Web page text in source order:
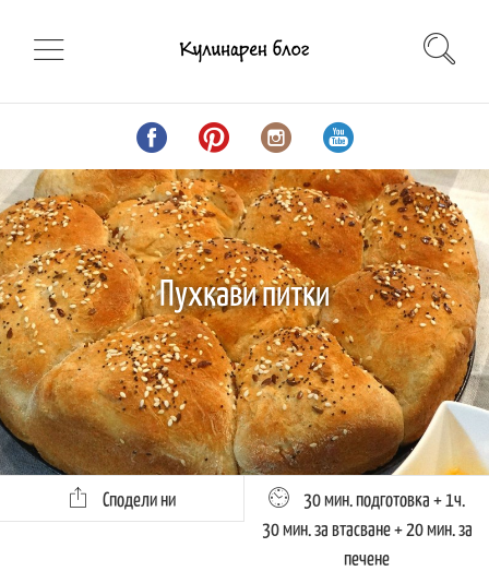
Пухкави питки
Сподели ни
30 мин. подготовка + 1ч.
30 мин. за втасване + 20 мин. за
печене